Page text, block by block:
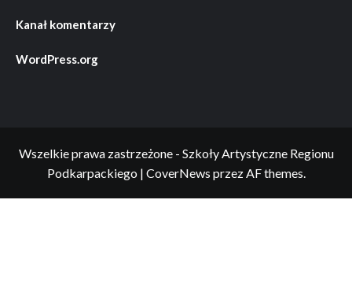
Kanał komentarzy
WordPress.org
Wszelkie prawa zastrzeżone - Szkoły Artystyczne Regionu
Podkarpackiego | CoverNews przez AF themes.